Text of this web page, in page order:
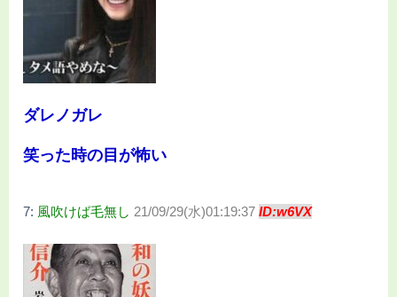
ダレノガレ
笑った時の目が怖い
7: 風吹けば毛無し 21/09/29(水)01:19:37 ID:w6VX